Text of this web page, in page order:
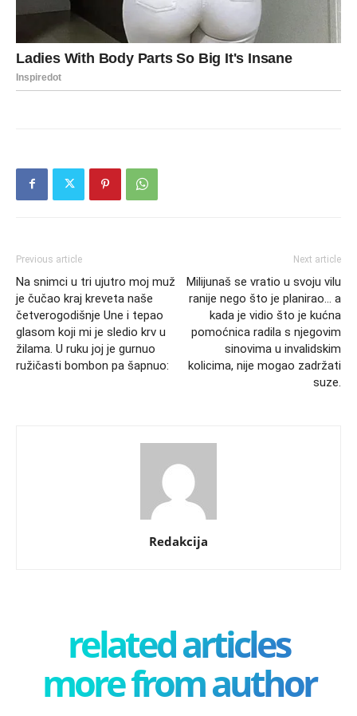
Previous article
Na snimci u tri ujutro moj muž
je čučao kraj kreveta naše
četverogodišnje Une i tepao
glasom koji mi je sledio krv u
žilama. U ruku joj je gurnuo
ružičasti bombon pa šapnuo:
Next article
Milijunaš se vratio u svoju vilu
ranije nego što je planirao… a
kada je vidio što je kućna
pomoćnica radila s njegovim
sinovima u invalidskim
kolicima, nije mogao zadržati
suze.
Redakcija
related articles
more from author